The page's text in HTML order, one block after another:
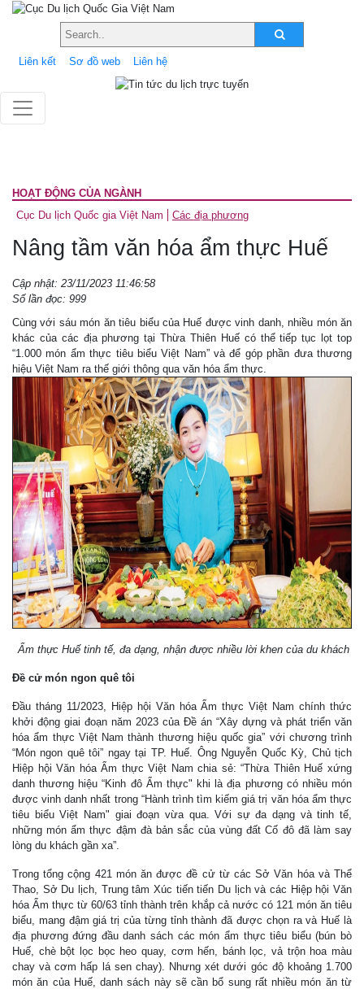
Liên kết Sơ đồ web Liên hệ
HOẠT ĐỘNG CỦA NGÀNH
Cục Du lịch Quốc gia Việt Nam
Các địa phương
Nâng tầm văn hóa ẩm thực Huế
Cập nhật: 23/11/2023 11:46:58
Số lần đọc: 999
Cùng với sáu món ăn tiêu biểu của Huế được vinh danh, nhiều món ăn
khác của các địa phương tại Thừa Thiên Huế có thể tiếp tục lọt top
“1.000 món ẩm thực tiêu biểu Việt Nam” và để góp phần đưa thương
hiệu Việt Nam ra thế giới thông qua văn hóa ẩm thực.
Ẩm thực Huế tinh tế, đa dạng, nhận được nhiều lời khen của du khách
Đề cử món ngon quê tôi
Đầu tháng 11/2023, Hiệp hội Văn hóa Ẩm thực Việt Nam chính thức
khởi động giai đoạn năm 2023 của Đề án “Xây dựng và phát triển văn
hóa ẩm thực Việt Nam thành thương hiệu quốc gia” với chương trình
“Món ngon quê tôi” ngay tại TP. Huế. Ông Nguyễn Quốc Kỳ, Chủ tịch
Hiệp hội Văn hóa Ẩm thực Việt Nam chia sẻ: “Thừa Thiên Huế xứng
danh thương hiệu “Kinh đô Ẩm thực" khi là địa phương có nhiều món
được vinh danh nhất trong “Hành trình tìm kiếm giá trị văn hóa ẩm thực
tiêu biểu Việt Nam" giai đoạn vừa qua. Với sự đa dạng và tinh tế,
những món ẩm thực đậm đà bản sắc của vùng đất Cố đô đã làm say
lòng du khách gần xa”.
Trong tổng cộng 421 món ăn được đề cử từ các Sở Văn hóa và Thể
Thao, Sở Du lịch, Trung tâm Xúc tiến tiến Du lịch và các Hiệp hội Văn
hóa Ẩm thực từ 60/63 tỉnh thành trên khắp cả nước có 121 món ăn tiêu
biểu, mang đậm giá trị của từng tỉnh thành đã được chọn ra và Huế là
địa phương đứng đầu danh sách các món ẩm thực tiêu biểu (bún bò
Huế, chè bột lọc bọc heo quay, cơm hến, bánh lọc, vả trộn hoa màu
chay và cơm hấp lá sen chay). Nhưng xét dưới góc độ khoảng 1.700
món ăn của Huế, danh sách này sẽ cần bổ sung rất nhiều món ăn từ